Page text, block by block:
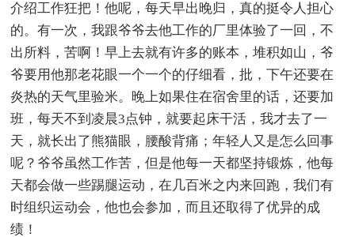
介绍工作狂把！他呢，每天早出晚归，真的挺令人担心
的。有一次，我跟爷爷去他工作的厂里体验了一回，不
出所料，苦啊！早上去就有许多的账本，堆积如山，爷
爷要用他那老花眼一个一个的仔细看，批，下午还要在
炎热的天气里验米。晚上如果住在宿舍里的话，还要加
班，每天不到凌晨3点钟，就要起床干活，我才去了一
天，就长出了熊猫眼，腰酸背痛；年轻人又是怎么回事
呢？爷爷虽然工作苦，但是他每一天都坚持锻炼，他每
天都会做一些踢腿运动，在几百米之内来回跑，我们有
时组织运动会，他也会参加，而且还取得了优异的成
绩！